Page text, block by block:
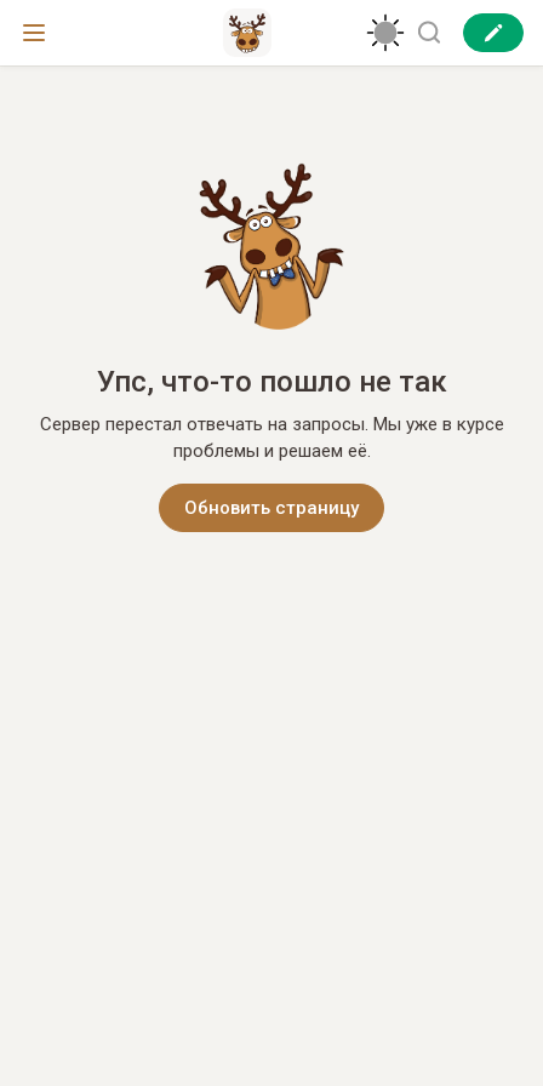
Упс, что-то пошло не так
Сервер перестал отвечать на запросы. Мы уже в курсе
проблемы и решаем её.
Обновить страницу